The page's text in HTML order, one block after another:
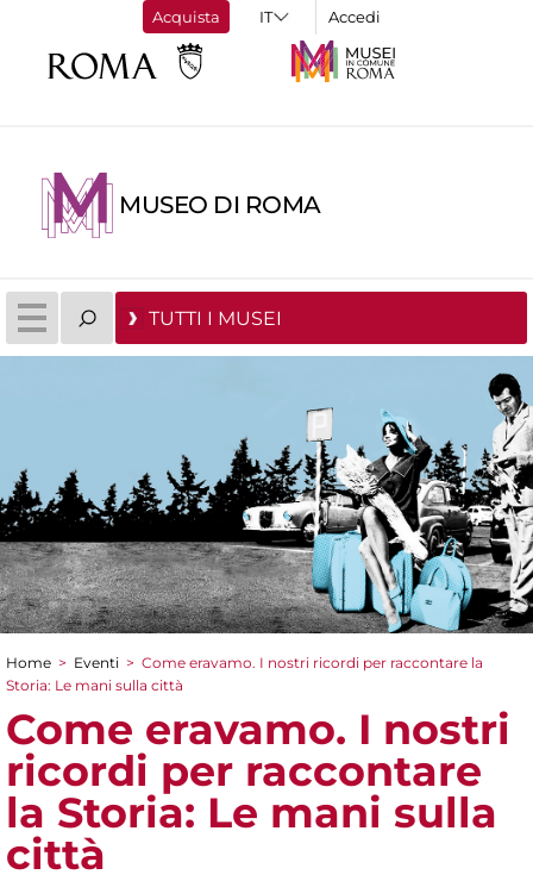
Acquista Accedi
MUSEO DI ROMA
TUTTI I MUSEI
Tu sei qui
Home > Eventi > Come eravamo. I nostri ricordi per raccontare la
Storia: Le mani sulla città
Come eravamo. I nostri
ricordi per raccontare
la Storia: Le mani sulla
città